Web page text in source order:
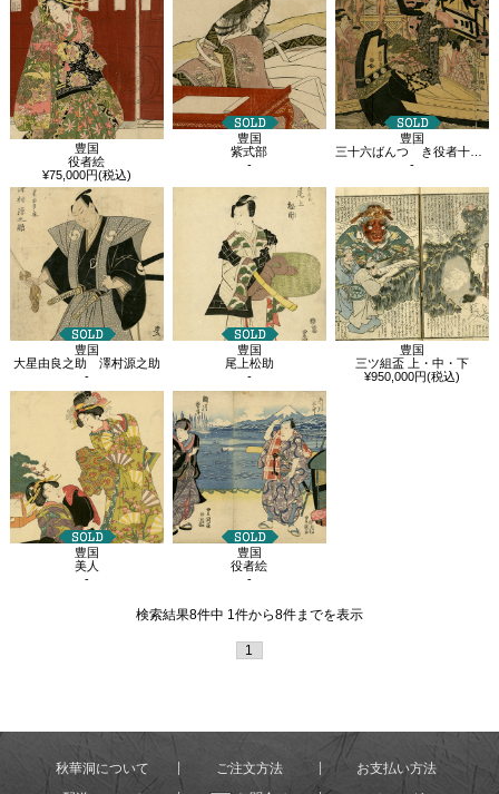
豊国
役者絵
¥75,000円(税込)
豊国
紫式部
-
豊国
三十六ばんつゞき役者十二つき 六月 両国橋の涼み
-
豊国
大星由良之助 澤村源之助
-
豊国
尾上松助
-
豊国
三ツ組盃 上・中・下
¥950,000円(税込)
豊国
美人
-
豊国
役者絵
-
検索結果8件中 1件から8件までを表示
1
秋華洞について ご注文方法
お支払い方法